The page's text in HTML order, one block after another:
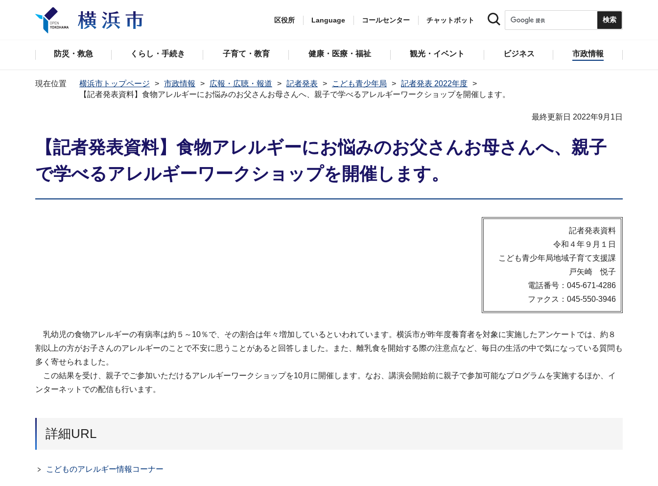
区役所 Language コールセンター チャットボット
防災・救急 くらし・手続き 子育て・教育 健康・医療・福祉 観光・イベント ビジネス 市政情報
現在位置 横浜市トップページ 市政情報 広報・広聴・報道 記者発表 こども青少年局
記者発表 2022年度
【記者発表資料】食物アレルギーにお悩みのお父さんお母さんへ、親子で学べるアレルギーワークショップを開催します。
最終更新日 2022年9月1日
【記者発表資料】食物アレルギーにお悩みのお父さんお母さんへ、親子
で学べるアレルギーワークショップを開催します。
記者発表資料
令和４年９月１日
こども青少年局地域子育て支援課
戸矢崎 悦子
電話番号：045-671-4286
ファクス：045-550-3946
乳幼児の食物アレルギーの有病率は約５～10％で、その割合は年々増加しているといわれています。横浜市が昨年度養育者を対象に実施したアンケートでは、約８
割以上の方がお子さんのアレルギーのことで不安に思うことがあると回答しました。また、離乳食を開始する際の注意点など、毎日の生活の中で気になっている質問も
多く寄せられました。
この結果を受け、親子でご参加いただけるアレルギーワークショップを10月に開催します。なお、講演会開始前に親子で参加可能なプログラムを実施するほか、イ
ンターネットでの配信も行います。
詳細URL
こどものアレルギー情報コーナー